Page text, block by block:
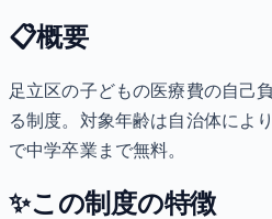
📋概要
足立区の子どもの医療費の自己
る制度。対象年齢は自治体によ
で中学卒業まで無料。
✨この制度の特徴